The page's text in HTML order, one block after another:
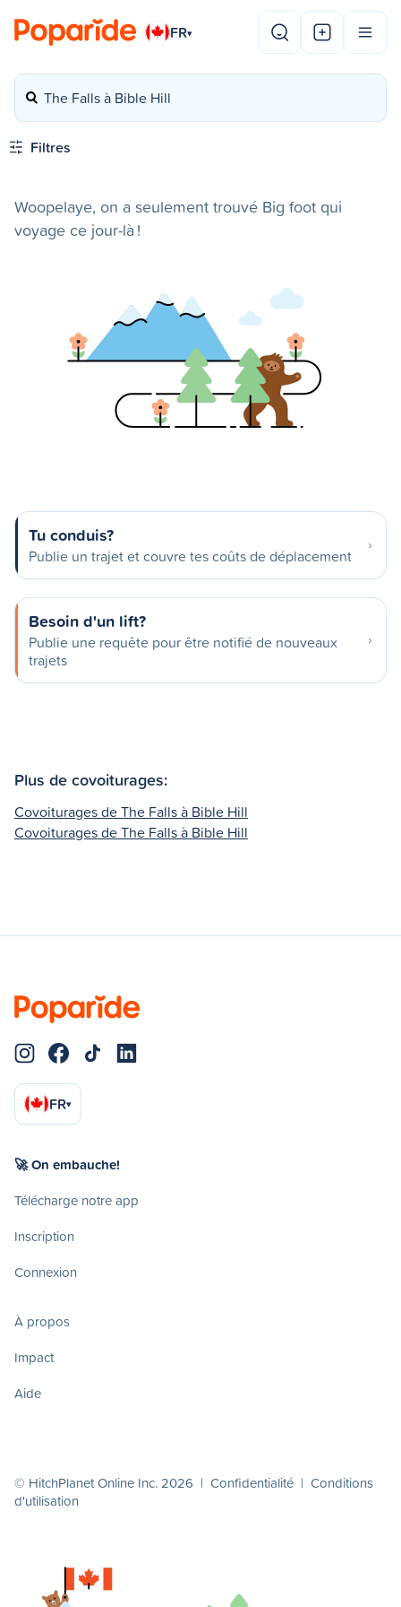
FR▾
The Falls à Bible Hill
Filtres
Woopelaye, on a seulement trouvé Big foot qui
voyage ce jour-là !
Tu conduis?
Publie un trajet et couvre tes coûts de déplacement
Besoin d'un lift?
Publie une requête pour être notifié de nouveaux
trajets
Plus de covoiturages:
Covoiturages de The Falls à Bible Hill
Covoiturages de The Falls à Bible Hill
FR▾
🚀 On embauche!
Télécharge notre app
Inscription
Connexion
À propos
Impact
Aide
© HitchPlanet Online Inc. 2026 | Confidentialité | Conditions
d'utilisation